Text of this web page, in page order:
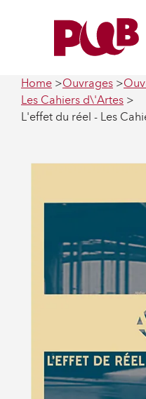
Home Ouvrages
Les Cahiers d\'Artes
L'effet du réel - Les